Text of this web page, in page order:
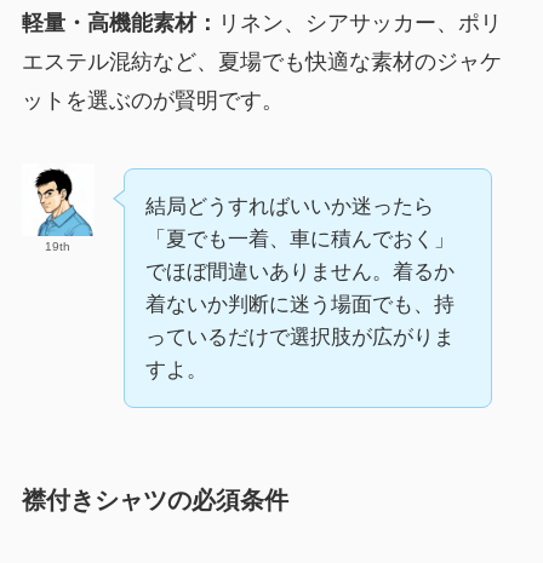
軽量・高機能素材： リネン、シアサッカー、ポリ
エステル混紡など、夏場でも快適な素材のジャケ
ットを選ぶのが賢明です。
19th
結局どうすればいいか迷ったら
「夏でも一着、車に積んでおく」
でほぼ間違いありません。着るか
着ないか判断に迷う場面でも、持
っているだけで選択肢が広がりま
すよ。
襟付きシャツの必須条件